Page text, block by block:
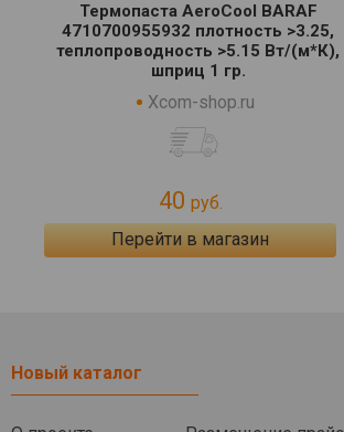
Термопаста AeroCool BARAF
4710700955932 плотность >3.25,
теплопроводность >5.15 Вт/(м*К),
шприц 1 гр.
Xcom-shop.ru
40 руб.
Перейти в магазин
Новый каталог